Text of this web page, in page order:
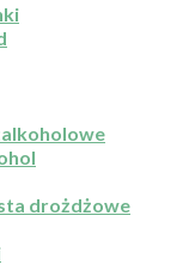
drożdżowe